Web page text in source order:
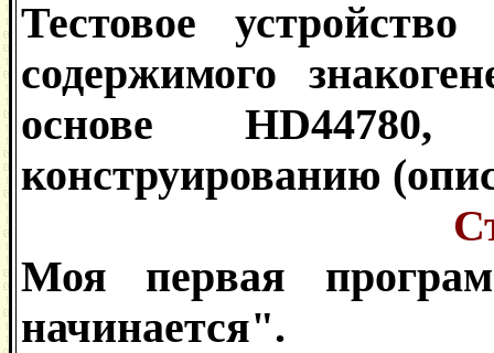
Тестовое
содержимого
основе
конструированию
Моя первая
начинается".